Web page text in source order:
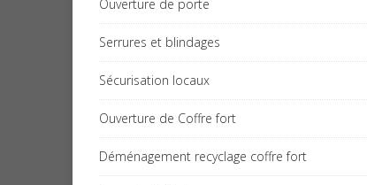
Ouverture de porte
Serrures et blindages
Sécurisation locaux
Ouverture de Coffre fort
Déménagement recyclage coffre fort